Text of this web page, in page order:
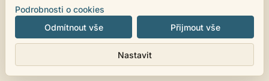
Podrobnosti o cookies
Odmítnout vše
Nastavit
Přijmout vše